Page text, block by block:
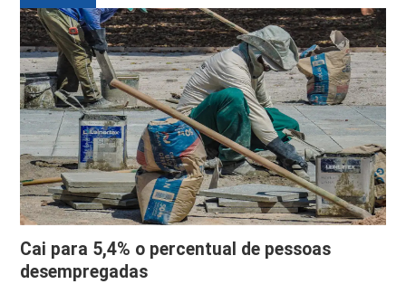
Cai para 5,4% o percentual de pessoas
desempregadas